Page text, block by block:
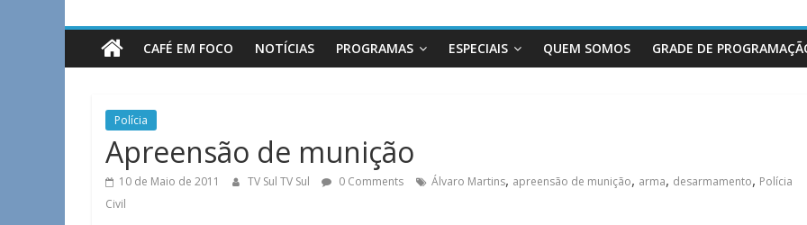
TV
Sul
Notícias
de
Guaxupé
região.
CAFÉ EM FOCO NOTÍCIAS PROGRAMAS ESPECIAIS QUEM SOMOS GRADE DE
Polícia
Apreensão de munição
10 de Maio de 2011 TV Sul TV Sul 0 Comments Álvaro Martins, apreensão de munição, arma, desarmamento, Polícia
Civil